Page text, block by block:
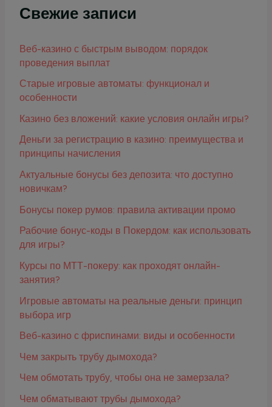
Свежие записи
Веб-казино с быстрым выводом: порядок
проведения выплат
Старые игровые автоматы: функционал и
особенности
Казино без вложений: какие условия онлайн игры?
Деньги за регистрацию в казино: преимущества и
принципы начисления
Актуальные бонусы без депозита: что доступно
новичкам?
Бонусы покер румов: правила активации промо
Рабочие бонус-коды в Покердом: как использовать
для игры?
Курсы по МТТ-покеру: как проходят онлайн-
занятия?
Игровые автоматы на реальные деньги: принцип
выбора игр
Веб-казино с фриспинами: виды и особенности
Чем закрыть трубу дымохода?
Чем обмотать трубу, чтобы она не замерзала?
Чем обматывают трубы дымохода?